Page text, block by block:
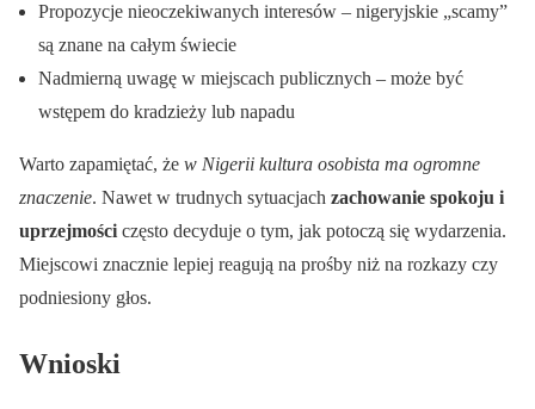
Propozycje nieoczekiwanych interesów – nigeryjskie „scamy”
są znane na całym świecie
Nadmierną uwagę w miejscach publicznych – może być
wstępem do kradzieży lub napadu
Warto zapamiętać, że w Nigerii kultura osobista ma ogromne
znaczenie. Nawet w trudnych sytuacjach zachowanie spokoju i
uprzejmości często decyduje o tym, jak potoczą się wydarzenia.
Miejscowi znacznie lepiej reagują na prośby niż na rozkazy czy
podniesiony głos.
Wnioski